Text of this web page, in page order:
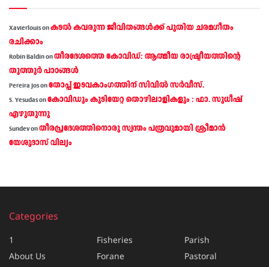
Xavierlouisonകടല്‍ കവരുന്ന ജീവിതങ്ങള്‍ക്ക് പുതിയ ചരമഗീതം
രചിക്കാം
Robin Baldinonതീരദേശത്തെ കോവിഡ്: ആത്മീയ രാഷ്ട്രീയത്തിന്റെ
തൂത്തൂര്‍ പാഠങ്ങൾ
Pereira Josonതോപ്പ് ഇടവകാംഗത്തിന് സിവിൽ സർവീസ്.
S. Yesudasonകോവിഡും കുടിയേറ്റ തൊഴിലാളികളും : ഫാ. സുധീഷ്
എഴുതുന്നു
Sundevonതീരപ്രദേശത്തിനൊരു സ്വന്തം പത്രവുമായി ശ്രീമാന്‍
യേശുദാസ് വില്യം
Categories
1
About Us
Fisheries
Forane
Parish
Pastoral